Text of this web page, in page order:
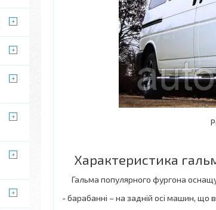
Характеристика
Гальма популярного фургона
- барабанні – на задній осі машин, що